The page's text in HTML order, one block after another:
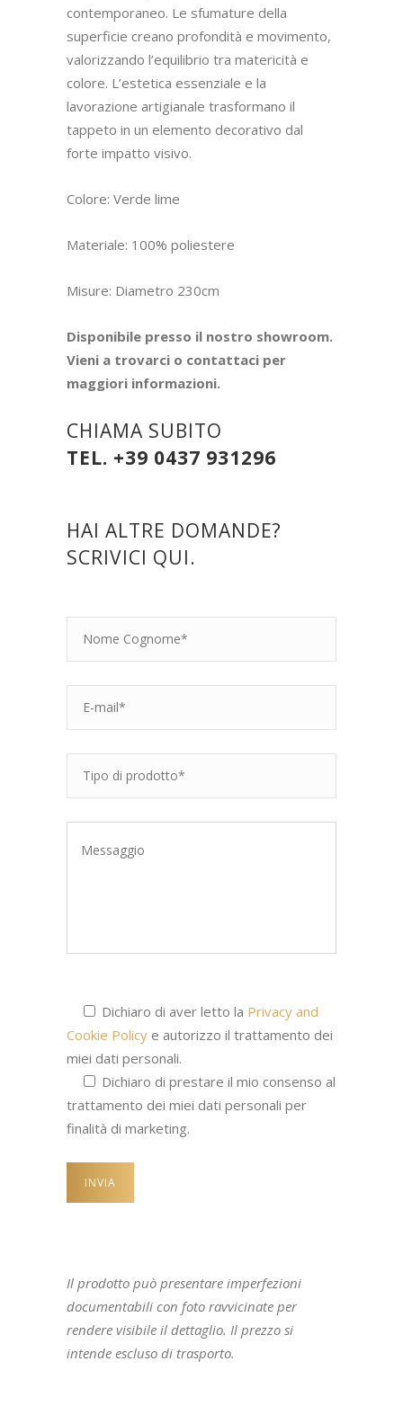
contemporaneo. Le sfumature della
superficie creano profondità e movimento,
valorizzando l’equilibrio tra matericità e
colore. L’estetica essenziale e la
lavorazione artigianale trasformano il
tappeto in un elemento decorativo dal
forte impatto visivo.
Colore: Verde lime
Materiale: 100% poliestere
Misure: Diametro 230cm
Disponibile presso il nostro showroom.
Vieni a trovarci o contattaci per
maggiori informazioni.
CHIAMA SUBITO
TEL. +39 0437 931296
HAI ALTRE DOMANDE?
SCRIVICI QUI.
Dichiaro di aver letto la Privacy and
Cookie Policy e autorizzo il trattamento dei
miei dati personali.
Dichiaro di prestare il mio consenso al
trattamento dei miei dati personali per
finalità di marketing.
Il prodotto può presentare imperfezioni
documentabili con foto ravvicinate per
rendere visibile il dettaglio. Il prezzo si
intende escluso di trasporto.